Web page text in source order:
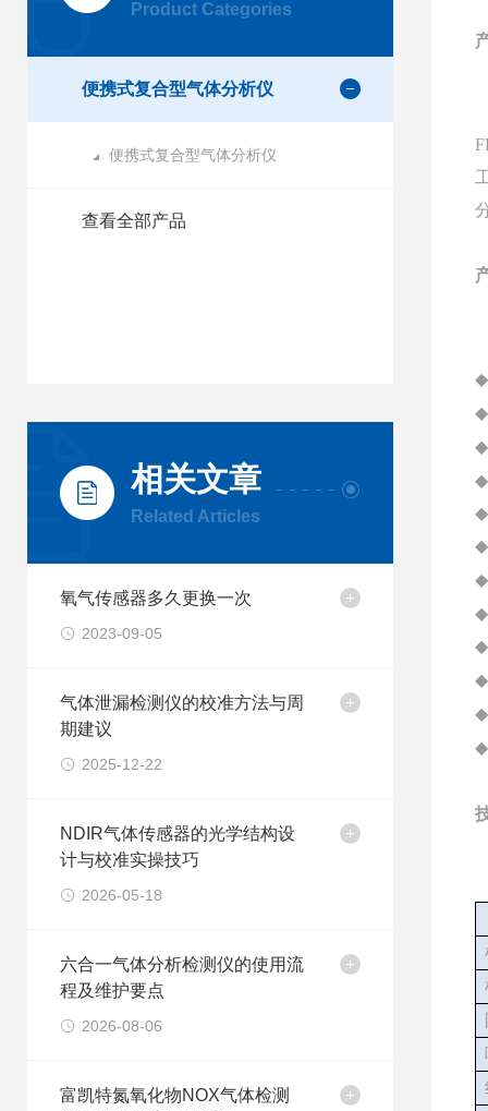
Product Categories
便携式复合型气体分析仪
便携式复合型气体分析仪
查看全部产品
相关文章
Related Articles
氧气传感器多久更换一次
2023-09-05
气体泄漏检测仪的校准方法与周
期建议
2025-12-22
NDIR气体传感器的光学结构设
计与校准实操技巧
2026-05-18
六合一气体分析检测仪的使用流
程及维护要点
2026-08-06
富凯特氮氧化物NOX气体检测
◆
◆
◆
◆
◆
◆
◆
◆
◆
◆
◆
◆